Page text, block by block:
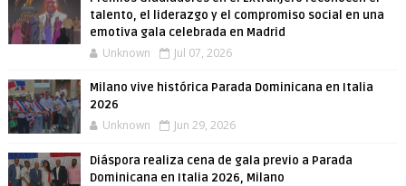
talento, el liderazgo y el compromiso social en una
emotiva gala celebrada en Madrid
Unknown Jul 07, 2026
Milano vive histórica Parada Dominicana en Italia
2026
Unknown Jun 29, 2026
Diáspora realiza cena de gala previo a Parada
Dominicana en Italia 2026, Milano